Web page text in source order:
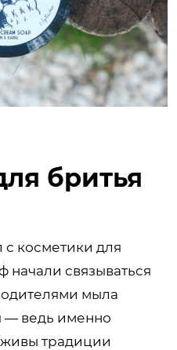
бритья
с косметики для
связываться
мыла
— ведь именно
традиции